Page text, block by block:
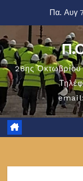
περιεχόμενο
Πα. Αυγ
28ης